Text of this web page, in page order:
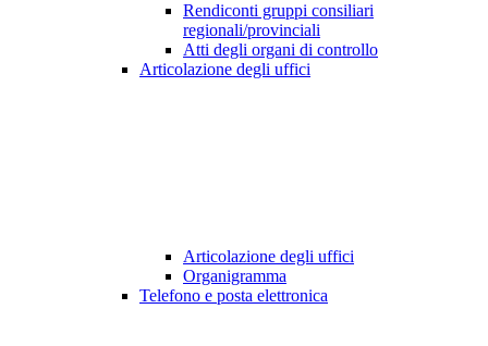
Rendiconti gruppi consiliari
regionali/provinciali
Atti degli organi di controllo
Articolazione degli uffici
Articolazione degli uffici
Organigramma
Telefono e posta elettronica